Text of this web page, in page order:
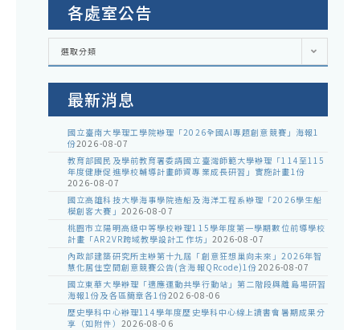
各處室公告
各
室
選取分類
最新消息
國立臺南大學理工學院辦理「2026全國AI專題創意競賽」海報1
份2026-08-07
教育部國民及學前教育署委請國立臺灣師範大學辦理「114至115
年度健康促進學校輔導計畫師資專業成長研習」實施計畫1份
2026-08-07
國立高雄科技大學海事學院造船及海洋工程系辦理「2026學生船
模創客大賽」 2026-08-07
桃園市立陽明高級中等學校辦理115學年度第一學期數位前導學校
計畫「AR2VR跨域教學設計工作坊」 2026-08-07
內政部建築研究所主辦第十九屆「創意狂想巢向未來」2026年智
慧化居住空間創意競賽公告(含海報QRcode)1份2026-08-07
國立東華大學辦理「適應運動共學行動站」第二階段與離島場研習
海報1份及各區簡章各1份2026-08-06
歷史學科中心辦理114學年度歷史學科中心線上讀書會暑期成果分
享（如附件） 2026-08-06